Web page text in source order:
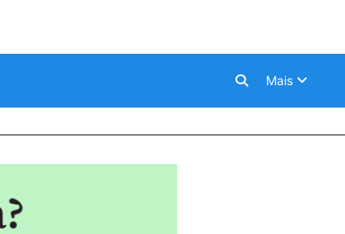
Mais